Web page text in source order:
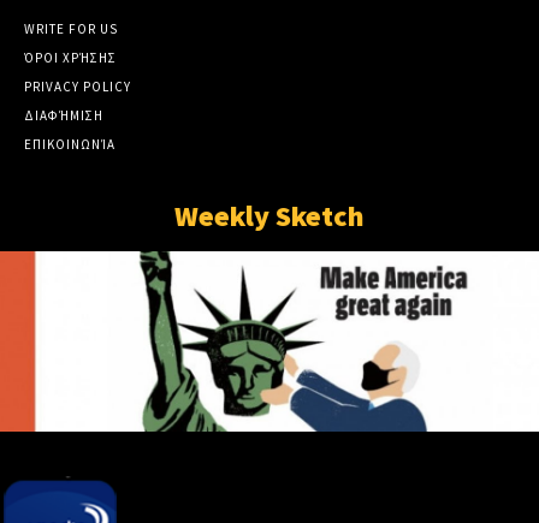
WRITE FOR US
ΌΡΟΙ ΧΡΉΣΗΣ
PRIVACY POLICY
ΔΙΑΦΉΜΙΣΗ
ΕΠΙΚΟΙΝΩΝΊΑ
Weekly Sketch